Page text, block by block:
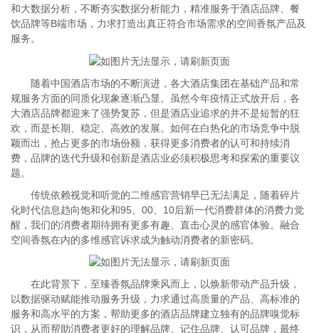
和大数据分析，不断夯实数据分析能力，精准服务于酒店品牌、餐
饮品牌等B端市场，力求打造出真正符合市场需求的空间香氛产品及
服务。
随着中国酒店市场的不断演进，各大酒店集团在基础产品和常
规服务方面的同质化现象逐渐凸显。虽然今年疫情正式放开后，各
大酒店品牌都迎来了强势复苏，但是酒店业追求的并不是短暂的狂
欢，而是长期、稳定、高效的发展。如何在白热化的市场竞争中脱
颖而出，抢占更多的市场份额，获得更多消费者的认可和持续消
费，品牌的迭代升级和创新是酒店业必须积极思考和探索的重要议
题。
传统依赖视觉和听觉的二维感官营销早已无法满足，随着碎片
化时代信息趋向饱和化和95、00、10后新一代消费群体的消费力觉
醒，我们的消费者期待拥有更多有趣、直击心灵的感官体验。融合
空间香氛在内的多维感官诉求成为触动消费者的新密码。
在此背景下，至臻香氛品牌乘风而上，以焕新带动产品升级，
以数据驱动赋能推动服务升级，力求通过高质量的产品、高标准的
服务和高水平的方案，帮助更多的酒店品牌建立独有的品牌嗅觉标
识，从而帮助消费者更好的理解品牌、记住品牌、认可品牌，最终